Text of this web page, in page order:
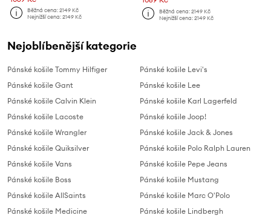
Běžná cena:2149 Kč
Nejnižší cena:2149 Kč
Běžná cena:2149 Kč
Nejnižší cena:2149 Kč
Nejoblíbenější kategorie
Pánské košile Tommy Hilfiger
Pánské košile Gant
Pánské košile Calvin Klein
Pánské košile Lacoste
Pánské košile Wrangler
Pánské košile Quiksilver
Pánské košile Vans
Pánské košile Boss
Pánské košile AllSaints
Pánské košile Medicine
Pánské košile Levi's
Pánské košile Lee
Pánské košile Karl Lagerfeld
Pánské košile Joop!
Pánské košile Jack & Jones
Pánské košile Polo Ralph Lauren
Pánské košile Pepe Jeans
Pánské košile Mustang
Pánské košile Marc O'Polo
Pánské košile Lindbergh